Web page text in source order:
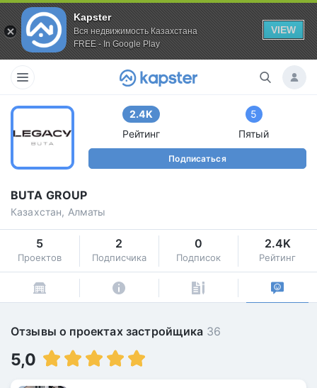
Kapster
Вся недвижимость Казахстана
FREE - In Google Play
VIEW
2.4K
Рейтинг
5
Пятый
Подписаться
BUTA GROUP
Казахстан, Алматы
5
Проектов
2
Подписчика
0
Подписок
2.4K
Рейтинг
Отзывы о проектах застройщика 36
5,0